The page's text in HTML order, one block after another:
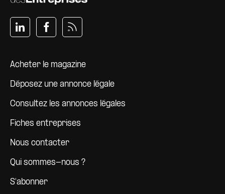
Pied de page
Acheter le magazine
Déposez une annonce légale
Consultez les annonces légales
Fiches entreprises
Nous contacter
Qui sommes-nous ?
S'abonner